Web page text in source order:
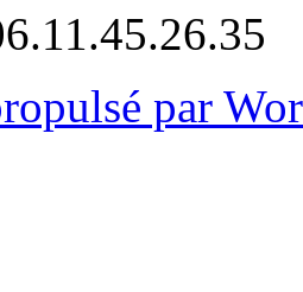
par